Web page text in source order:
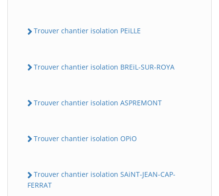
Trouver chantier isolation PEiLLE
Trouver chantier isolation BREiL-SUR-ROYA
Trouver chantier isolation ASPREMONT
Trouver chantier isolation OPiO
Trouver chantier isolation SAiNT-JEAN-CAP-
FERRAT